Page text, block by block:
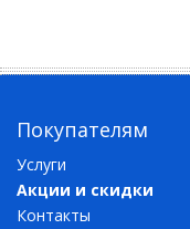
Покупателям
Услуги
Акции и скидки
Контакты